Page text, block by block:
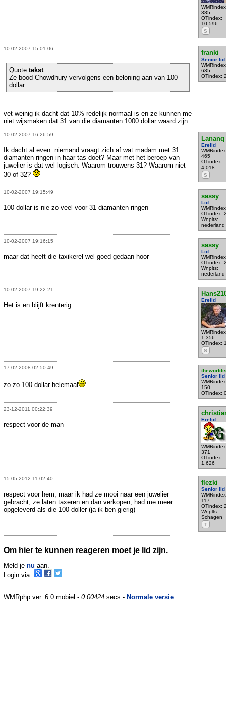
385
OTindex:
10.596
S
10-02-2007 15:01:06
franki
Senior lid
635
OTindex:
Quote tekst:
Ze bood Chowdhury vervolgens een beloning aan van 100
dollar.
vet weinig ik dacht dat 10% redelijk normaal is en ze kunnen me
niet wijsmaken dat 31 van die diamanten 1000 dollar waard zijn
10-02-2007 16:26:59
Lananq
Erelid
465
OTindex:
4.018
S
Ik dacht al even: niemand vraagt zich af wat madam met 31
diamanten ringen in haar tas doet? Maar met het beroep van
juwelier is dat wel logisch. Waarom trouwens 31? Waarom niet
30 of 32?
10-02-2007 19:15:49
sassy
Lid
OTindex:
Wnplts:
nederland
100 dollar is nie zo veel voor 31 diamanten ringen
10-02-2007 19:16:15
sassy
Lid
OTindex:
Wnplts:
nederland
maar dat heeft die taxikerel wel goed gedaan hoor
10-02-2007 19:22:21
Erelid
1.356
OTindex:
S
Het is en blijft krenterig
17-02-2008 02:50:49
Senior lid
150
OTindex:
zo zo 100 dollar helemaal
23-12-2011 00:22:39
Erelid
371
OTindex:
1.626
respect voor de man
15-05-2012 11:02:40
flezki
Senior lid
117
OTindex:
Wnplts:
Schagen
T
respect voor hem, maar ik had ze mooi naar een juwelier
gebracht, ze laten taxeren en dan verkopen, had me meer
opgeleverd als die 100 doller (ja ik ben gierig)
Om hier te kunnen reageren moet je lid zijn.
Meld je nu aan.
Login via:
WMRphp ver. 6.0 mobiel - 0.00424 secs - Normale versie